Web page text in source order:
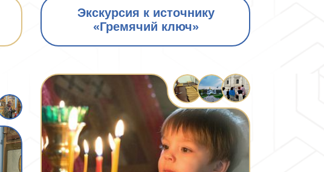
Экскурсия к источнику
«Гремячий ключ»